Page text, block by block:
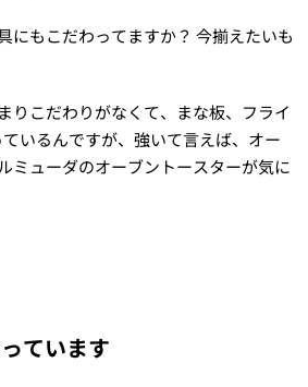
もこだわってますか？ 今揃えたいも
こだわりがなくて、まな板、フライ
いるんですが、強いて言えば、オー
ミューダのオーブントースターが気に
ています